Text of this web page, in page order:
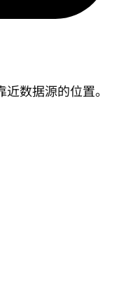
数据源的位置。